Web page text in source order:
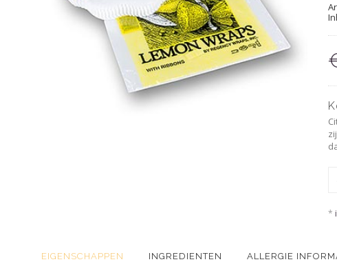
*
EIGENSCHAPPEN INGREDIENTEN ALLERGIE